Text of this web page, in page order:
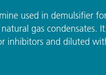
Gießerei- und
Home Care
Holz- und
used in demulsifier
gas condensates.
inhibitors and diluted